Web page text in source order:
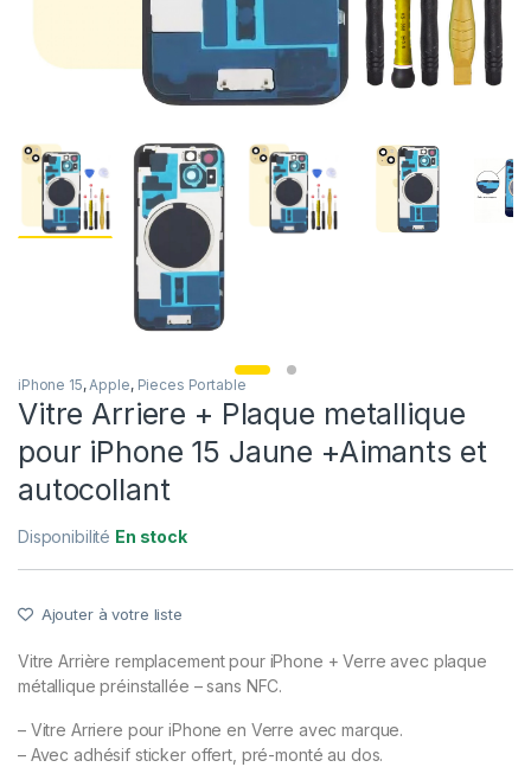
iPhone 15,Apple, Pieces Portable
Vitre Arriere + Plaque metallique
pour iPhone 15 Jaune +Aimants et
autocollant
Disponibilité En stock
Ajouter à votre liste
Vitre Arrière remplacement pour iPhone + Verre avec plaque
métallique préinstallée – sans NFC.
– Vitre Arriere pour iPhone en Verre avec marque.
– Avec adhésif sticker offert, pré-monté au dos.